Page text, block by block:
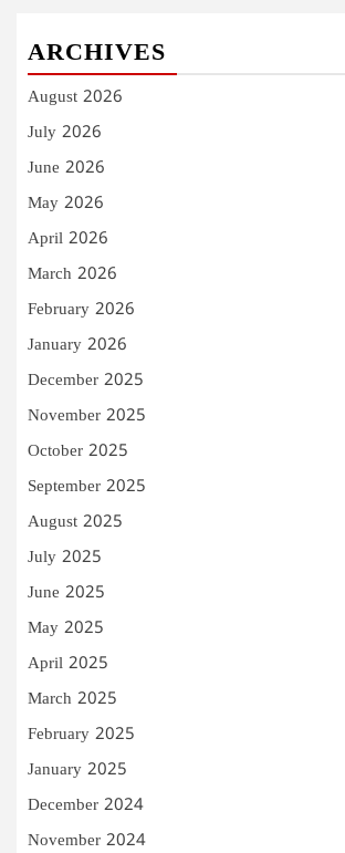
ARCHIVES
August 2026
July 2026
June 2026
May 2026
April 2026
March 2026
February 2026
January 2026
December 2025
November 2025
October 2025
September 2025
August 2025
July 2025
June 2025
May 2025
April 2025
March 2025
February 2025
January 2025
December 2024
November 2024